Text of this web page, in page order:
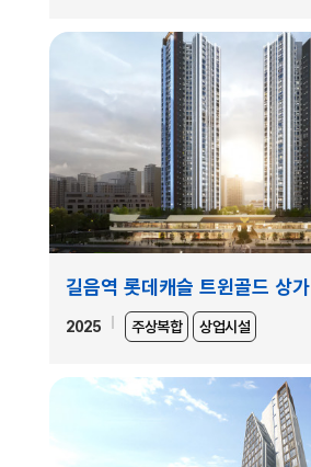
길음역 롯데캐슬 트윈골드 상가
2025 주상복합 상업시설